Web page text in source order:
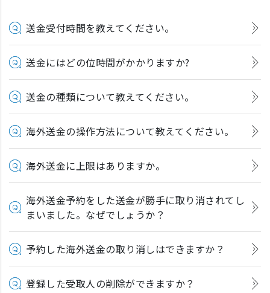
送金受付時間を教えてください。
送金にはどの位時間がかかりますか?
送金の種類について教えてください。
海外送金の操作方法について教えてください。
海外送金に上限はありますか。
海外送金予約をした送金が勝手に取り消されてし
まいました。なぜでしょうか？
予約した海外送金の取り消しはできますか？
登録した受取人の削除ができますか？